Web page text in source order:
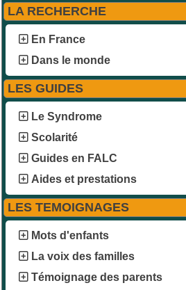
LA RECHERCHE
En France
Dans le monde
LES GUIDES
Le Syndrome
Scolarité
Guides en FALC
Aides et prestations
LES TEMOIGNAGES
Mots d'enfants
La voix des familles
Témoignage des parents